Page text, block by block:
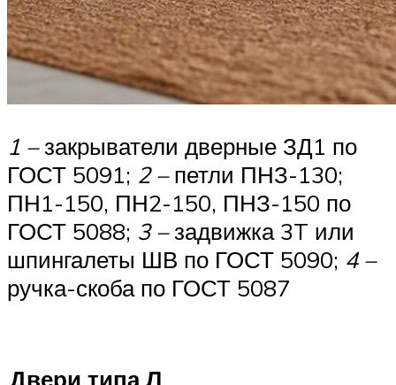
1 –закрыватели дверные ЗД1 по
ГОСТ 5091; 2 –петли ПНЗ-130;
ПН1-150, ПН2-150, ПНЗ-150 по
ГОСТ 5088; 3 –задвижка 3T или
шпингалеты ШВ по ГОСТ 5090; 4 –
ручка-скоба по ГОСТ 5087
Двери типа Л